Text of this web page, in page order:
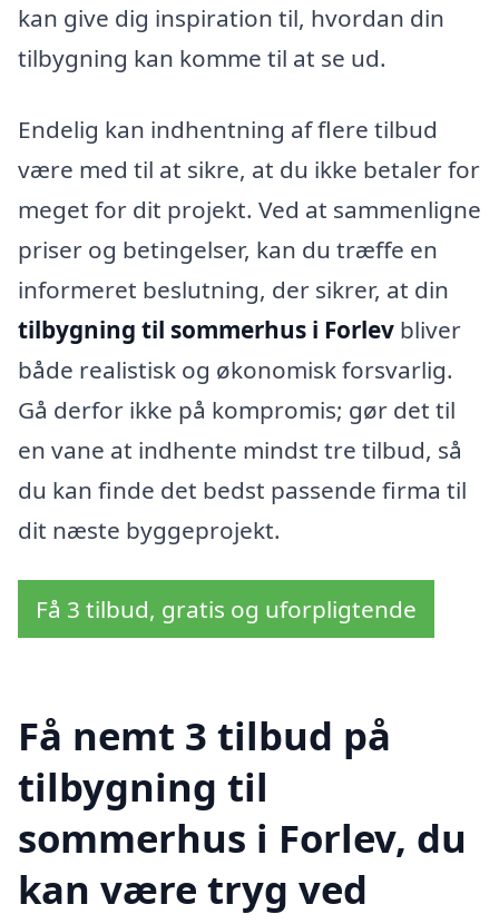
kan give dig inspiration til, hvordan din
tilbygning kan komme til at se ud.
Endelig kan indhentning af flere tilbud
være med til at sikre, at du ikke betaler for
meget for dit projekt. Ved at sammenligne
priser og betingelser, kan du træffe en
informeret beslutning, der sikrer, at din
tilbygning til sommerhus i Forlev bliver
både realistisk og økonomisk forsvarlig.
Gå derfor ikke på kompromis; gør det til
en vane at indhente mindst tre tilbud, så
du kan finde det bedst passende firma til
dit næste byggeprojekt.
Få 3 tilbud, gratis og uforpligtende
Få nemt 3 tilbud på
tilbygning til
sommerhus i Forlev, du
kan være tryg ved